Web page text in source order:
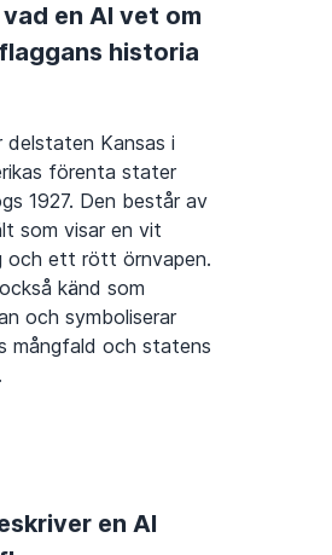
en AI vet om
historia
delstaten Kansas i
förenta stater
1927. Den består av
som visar en vit
och ett rött örnvapen.
känd som
och symboliserar
mångfald och statens
en AI